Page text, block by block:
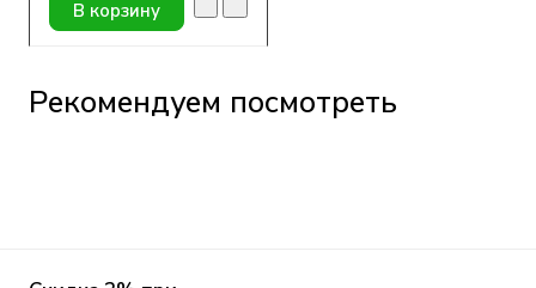
В корзину
Рекомендуем посмотреть